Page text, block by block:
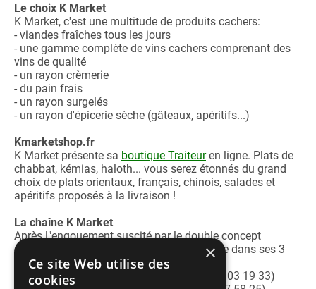
Le choix K Market
K Market, c'est une multitude de produits cachers:
- viandes fraîches tous les jours
- une gamme complète de vins cachers comprenant des
vins de qualité
- un rayon crèmerie
- du pain frais
- un rayon surgelés
- un rayon d'épicerie sèche (gâteaux, apéritifs...)
Kmarketshop.fr
K Market présente sa boutique Traiteuren ligne. Plats de
chabbat, kémias, haloth... vous serez étonnés du grand
choix de plats orientaux, français, chinois, salades et
apéritifs proposés à la livraison !
La chaîne K Market
Après l"engouement suscité par le double concept
épicerie/boucherie, K Market vous accueille dans ses 3
autres adresses:
K Market 16e
(26 rue de la Pompe - 01 45 03 19 33)
×
Ce site Web utilise des
cookies